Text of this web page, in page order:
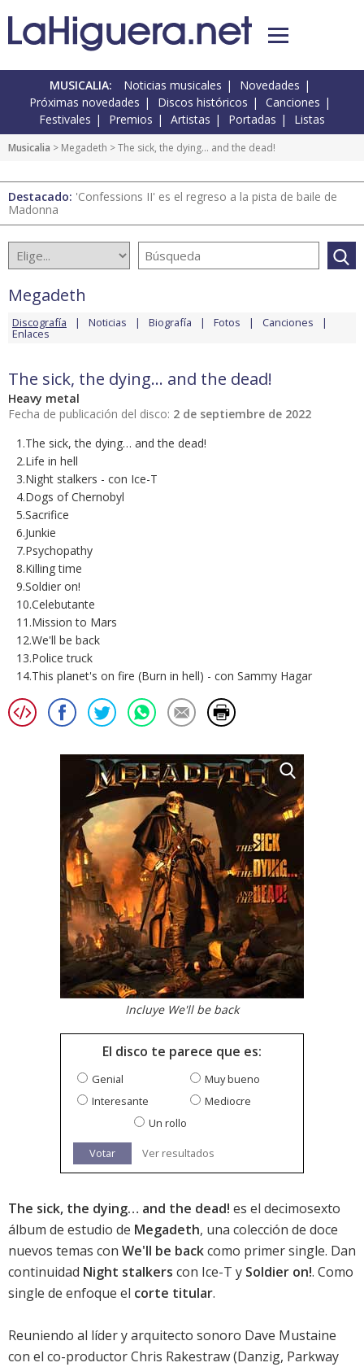
MUSICALIA: Noticias musicales
Novedades
Próximas novedades
Discos históricos
Canciones
Festivales
Premios Artistas Portadas Listas
Musicalia > Megadeth > The sick, the dying… and the dead!
Destacado: 'Confessions II' es el regreso a la pista de baile de
Madonna
Megadeth
Discografía Noticias Biografía Fotos Canciones
Enlaces
The sick, the dying… and the dead!
Heavy metal
Fecha de publicación del disco: 2 de septiembre de 2022
1.The sick, the dying… and the dead!
2.Life in hell
3.Night stalkers - con Ice-T
4.Dogs of Chernobyl
5.Sacrifice
6.Junkie
7.Psychopathy
8.Killing time
9.Soldier on!
10.Celebutante
11.Mission to Mars
12.We'll be back
13.Police truck
14.This planet's on fire (Burn in hell) - con Sammy Hagar
Incluye We'll be back
El disco te parece que es:
Genial
Muy bueno
Interesante
Mediocre
Un rollo
Votar Ver resultados
The sick, the dying… and the dead! es el decimosexto
álbum de estudio de Megadeth, una colección de doce
nuevos temas con We'll be backcomo primer single. Dan
continuidad Night stalkers con Ice-T y Soldier on!. Como
single de enfoque el corte titular.
Reuniendo al líder y arquitecto sonoro Dave Mustaine
con el co-productor Chris Rakestraw (Danzig, Parkway